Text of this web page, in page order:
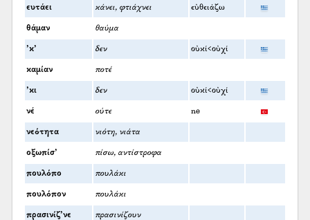
ευτάει κάνει, φτιάχνει εὐθειάζω
θάμαν θαύμα
’κ’ δεν οὐκί<οὐχί
καμίαν ποτέ
’κι δεν οὐκί<οὐχί
νέ ούτε ne
νεότητα νιότη, νιάτα
οξωπίσ’ πίσω, αντίστροφα
πουλόπο πουλάκι
πουλόπον πουλάκι
πρασινίζ’νε πρασινίζουν